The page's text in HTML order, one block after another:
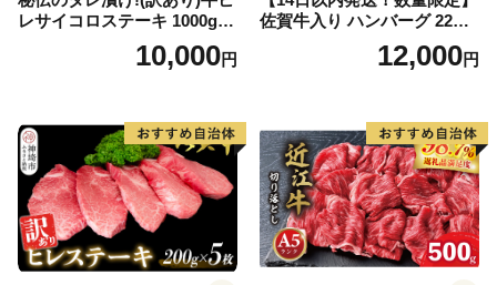
レサイコロステーキ 1000g
10,000円
佐賀牛入り ハンバーグ 22個
2.6kg(120g×22個)【佐賀牛
黒毛和牛 ブランド牛 九州 ハ
気】(H083106)
12,000円